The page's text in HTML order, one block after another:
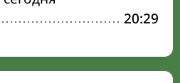
20:29